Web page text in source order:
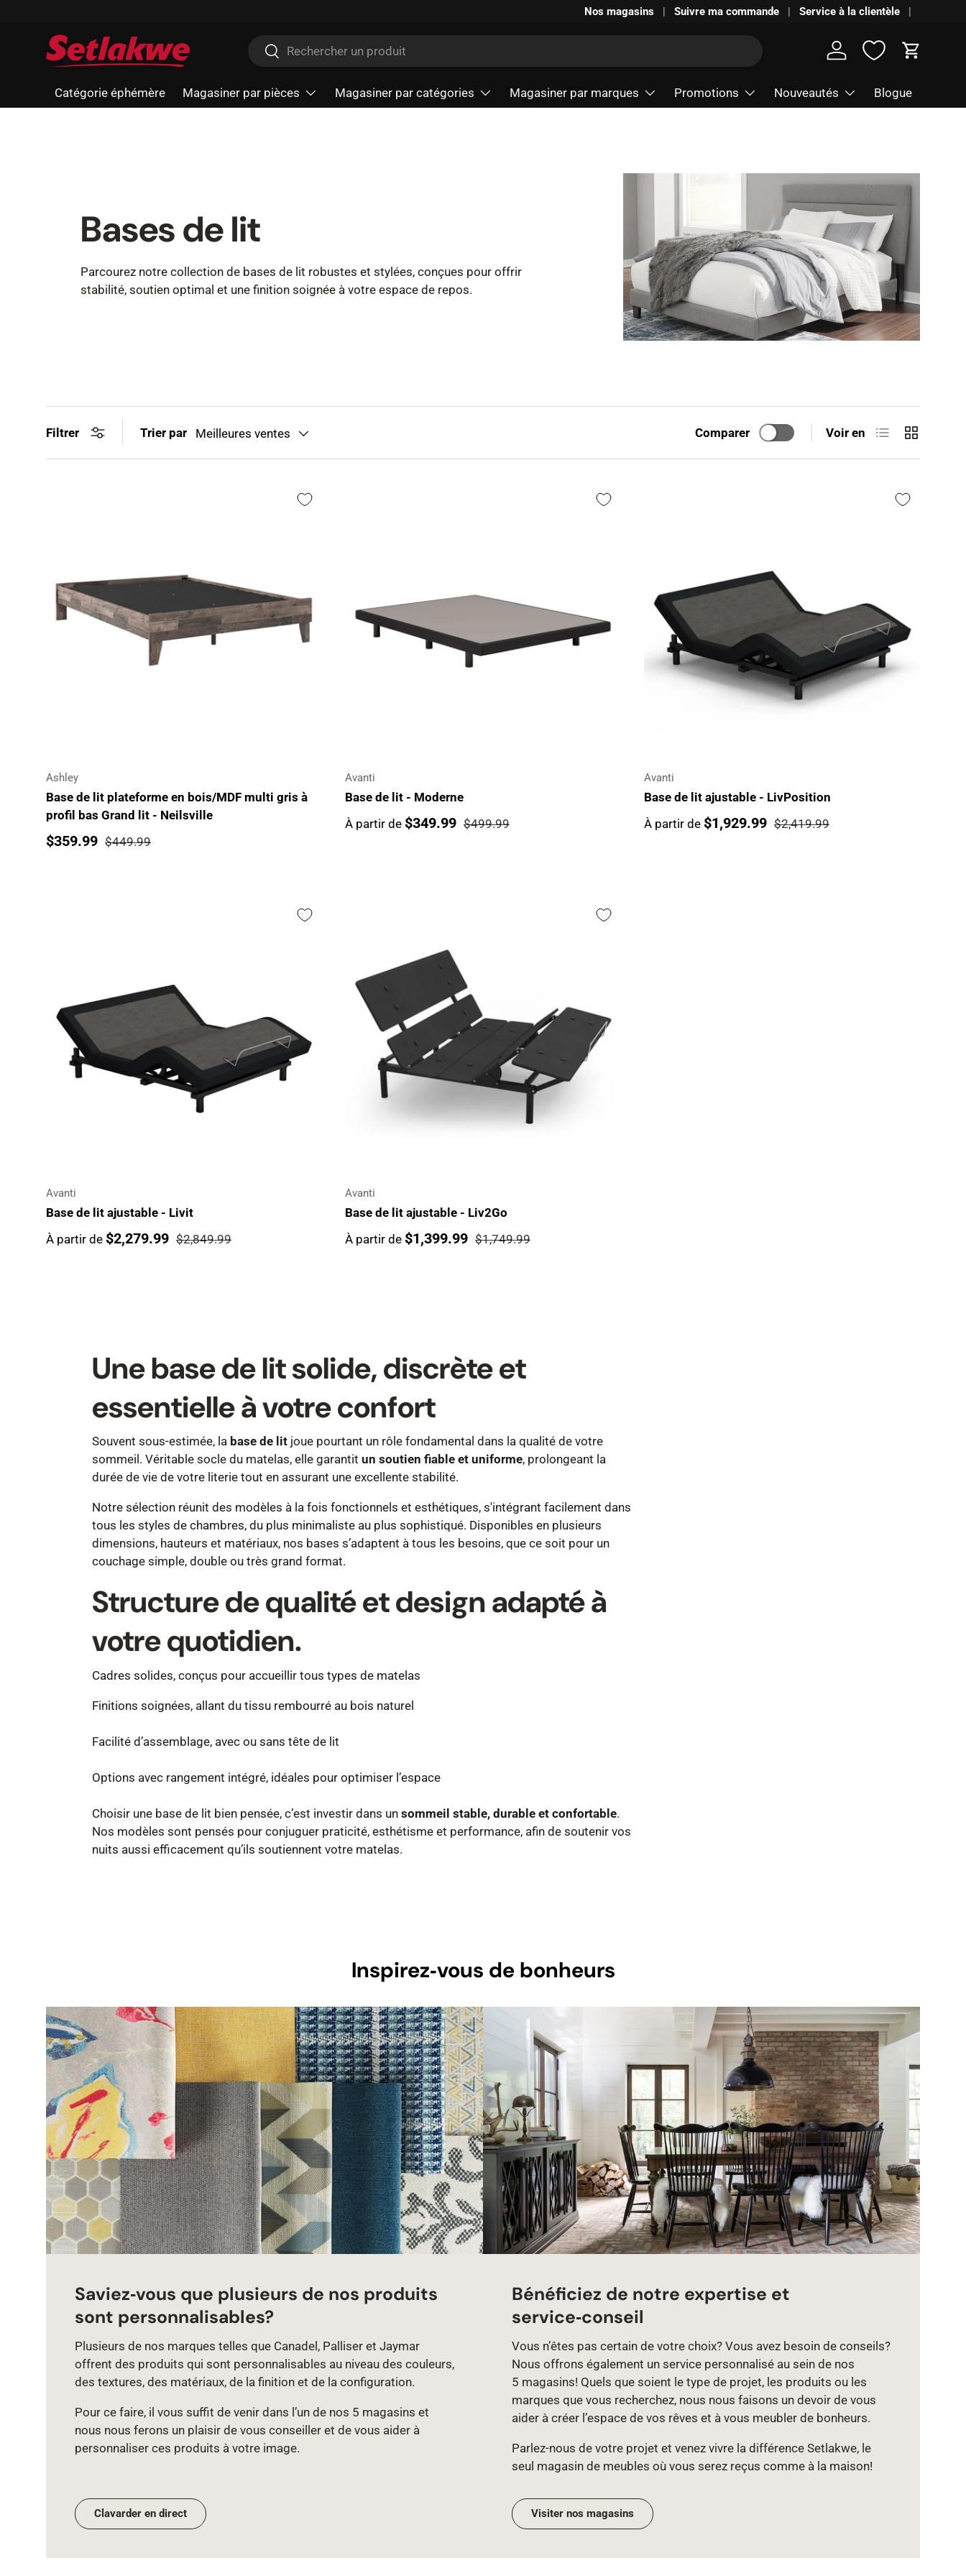
Nos magasins Suivre ma commande Service à la clientèle
Recherche
Rechercher
Se connecter Panier
Catégorie éphémère Magasiner par pièces Magasiner par catégories Magasiner par marques Promotions Nouveautés Blogue
Bases de lit
Parcourez notre collection de bases de lit robustes et stylées, conçues pour offrir
stabilité, soutien optimal et une finition soignée à votre espace de repos.
Filtrer Trier par Meilleures ventes Comparer Voir en Liste Grille
Ashley
Base de lit plateforme en bois/MDF multi gris à
profil bas Grand lit - Neilsville
$359.99 $449.99
Avanti
Base de lit - Moderne
À partir de $349.99 $499.99
Avanti
Base de lit ajustable - LivPosition
À partir de $1,929.99 $2,419.99
Avanti
Base de lit ajustable - Livit
À partir de $2,279.99 $2,849.99
Avanti
Base de lit ajustable - Liv2Go
À partir de $1,399.99 $1,749.99
Une base de lit solide, discrète et
essentielle à votre confort
Souvent sous-estimée, la base de lit joue pourtant un rôle fondamental dans la qualité de votre
sommeil. Véritable socle du matelas, elle garantit un soutien fiable et uniforme, prolongeant la
durée de vie de votre literie tout en assurant une excellente stabilité.
Notre sélection réunit des modèles à la fois fonctionnels et esthétiques, s'intégrant facilement dans
tous les styles de chambres, du plus minimaliste au plus sophistiqué. Disponibles en plusieurs
dimensions, hauteurs et matériaux, nos bases s’adaptent à tous les besoins, que ce soit pour un
couchage simple, double ou très grand format.
Structure de qualité et design adapté à
votre quotidien.
Cadres solides, conçus pour accueillir tous types de matelas
Finitions soignées, allant du tissu rembourré au bois naturel
Facilité d’assemblage, avec ou sans tête de lit
Options avec rangement intégré, idéales pour optimiser l’espace
Choisir une base de lit bien pensée, c’est investir dans un sommeil stable, durable et confortable.
Nos modèles sont pensés pour conjuguer praticité, esthétisme et performance, afin de soutenir vos
nuits aussi efficacement qu’ils soutiennent votre matelas.
Inspirez‑vous de bonheurs
Saviez‑vous que plusieurs de nos produits
sont personnalisables?
Plusieurs de nos marques telles que Canadel, Palliser et Jaymar
offrent des produits qui sont personnalisables au niveau des couleurs,
des textures, des matériaux, de la finition et de la configuration.
Pour ce faire, il vous suffit de venir dans l’un de nos 5 magasins et
nous nous ferons un plaisir de vous conseiller et de vous aider à
personnaliser ces produits à votre image.
Clavarder en direct
Bénéficiez de notre expertise et
service‑conseil
Vous n’êtes pas certain de votre choix? Vous avez besoin de conseils?
Nous offrons également un service personnalisé au sein de nos
5 magasins! Quels que soient le type de projet, les produits ou les
marques que vous recherchez, nous nous faisons un devoir de vous
aider à créer l’espace de vos rêves et à vous meubler de bonheurs.
Parlez‑nous de votre projet et venez vivre la différence Setlakwe, le
seul magasin de meubles où vous serez reçus comme à la maison!
Visiter nos magasins